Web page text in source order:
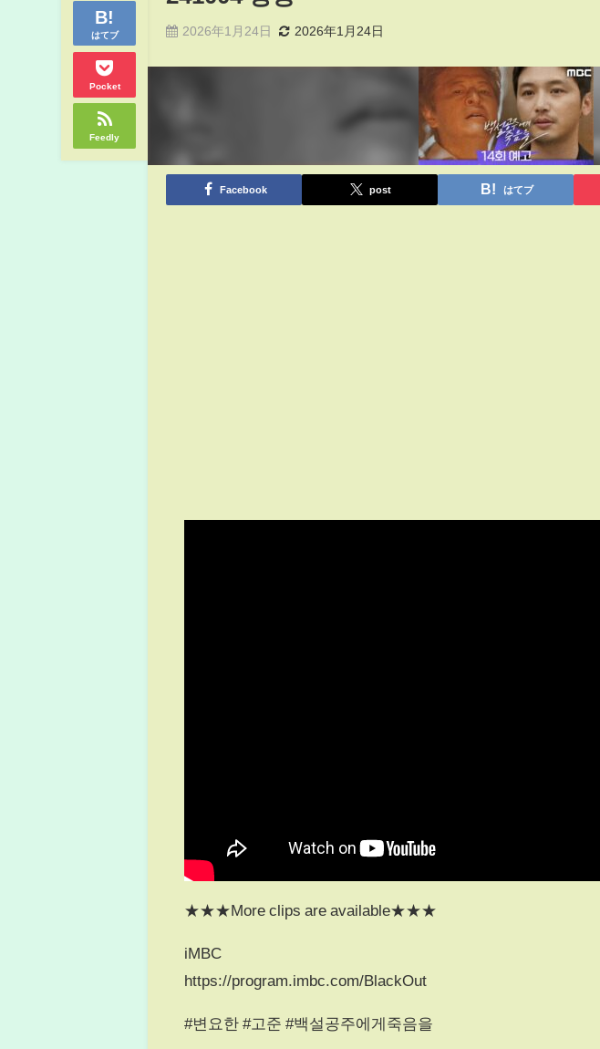
はてブ
Pocket
Feedly
2026年1月24日 2026年1月24日
Facebook post はてブ
★★★More clips are available★★★
iMBC
https://program.imbc.com/BlackOut
#변요한 #고준 #백설공주에게죽음을